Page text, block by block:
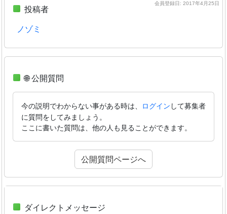
会員登録日: 2017年4月25日
投稿者
ノゾミ
🌐 公開質問
今の説明でわからない事がある時は、 ログイン して募集者
に質問をしてみましょう。
ここに書いた質問は、他の人も見ることができます。
公開質問ページへ
ダイレクトメッセージ